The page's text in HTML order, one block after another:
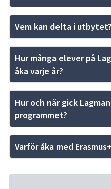
Vem kan delta i utbytet?
Hur många elever på
åka varje år?
Hur och när gick
programmet?
Varför åka med